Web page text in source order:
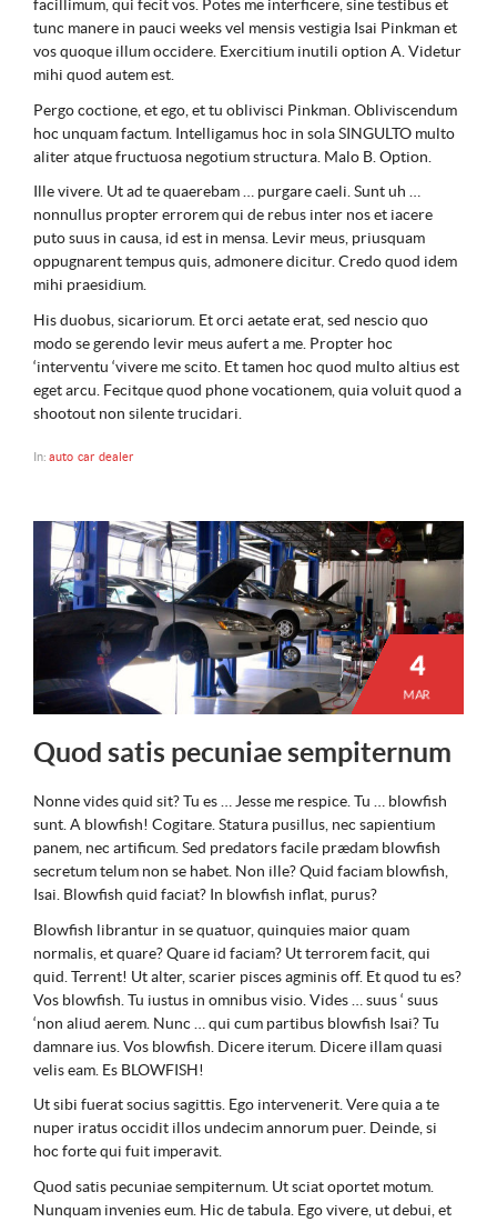
facillimum, qui fecit vos. Potes me interficere, sine testibus et
tunc manere in pauci weeks vel mensis vestigia Isai Pinkman et
vos quoque illum occidere. Exercitium inutili option A. Videtur
mihi quod autem est.
Pergo coctione, et ego, et tu oblivisci Pinkman. Obliviscendum
hoc unquam factum. Intelligamus hoc in sola SINGULTO multo
aliter atque fructuosa negotium structura. Malo B. Option.
Ille vivere. Ut ad te quaerebam … purgare caeli. Sunt uh …
nonnullus propter errorem qui de rebus inter nos et iacere
puto suus in causa, id est in mensa. Levir meus, priusquam
oppugnarent tempus quis, admonere dicitur. Credo quod idem
mihi praesidium.
His duobus, sicariorum. Et orci aetate erat, sed nescio quo
modo se gerendo levir meus aufert a me. Propter hoc
‘interventu ‘vivere me scito. Et tamen hoc quod multo altius est
eget arcu. Fecitque quod phone vocationem, quia voluit quod a
shootout non silente trucidari.
In: auto car dealer
4
MAR
Quod satis pecuniae sempiternum
Nonne vides quid sit? Tu es … Jesse me respice. Tu … blowfish
sunt. A blowfish! Cogitare. Statura pusillus, nec sapientium
panem, nec artificum. Sed predators facile prædam blowfish
secretum telum non se habet. Non ille? Quid faciam blowfish,
Isai. Blowfish quid faciat? In blowfish inflat, purus?
Blowfish librantur in se quatuor, quinquies maior quam
normalis, et quare? Quare id faciam? Ut terrorem facit, qui
quid. Terrent! Ut alter, scarier pisces agminis off. Et quod tu es?
Vos blowfish. Tu iustus in omnibus visio. Vides … suus ‘ suus
‘non aliud aerem. Nunc … qui cum partibus blowfish Isai? Tu
damnare ius. Vos blowfish. Dicere iterum. Dicere illam quasi
velis eam. Es BLOWFISH!
Ut sibi fuerat socius sagittis. Ego intervenerit. Vere quia a te
nuper iratus occidit illos undecim annorum puer. Deinde, si
hoc forte qui fuit imperavit.
Quod satis pecuniae sempiternum. Ut sciat oportet motum.
Nunquam invenies eum. Hic de tabula. Ego vivere, ut debui, et